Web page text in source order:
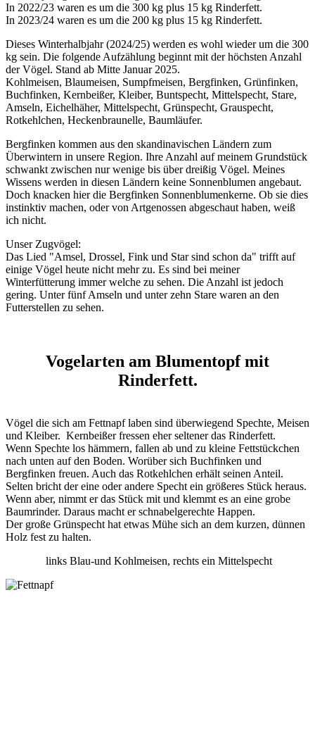
In 2022/23 waren es um die 300 kg plus 15 kg Rinderfett.
In 2023/24 waren es um die 200 kg plus 15 kg Rinderfett.
Dieses Winterhalbjahr (2024/25) werden es wohl wieder um die 300
kg sein. Die folgende Aufzählung beginnt mit der höchsten Anzahl
der Vögel. Stand ab Mitte Januar 2025.
Kohlmeisen, Blaumeisen, Sumpfmeisen, Bergfinken, Grünfinken,
Buchfinken, Kernbeißer, Kleiber, Buntspecht, Mittelspecht, Stare,
Amseln, Eichelhäher, Mittelspecht, Grünspecht, Grauspecht,
Rotkehlchen, Heckenbraunelle, Baumläufer.
Bergfinken kommen aus den skandinavischen Ländern zum
Überwintern in unsere Region. Ihre Anzahl auf meinem Grundstück
schwankt zwischen nur wenige bis über dreißig Vögel. Meines
Wissens werden in diesen Ländern keine Sonnenblumen angebaut.
Doch knacken hier die Bergfinken Sonnenblumenkerne. Ob sie dies
instinktiv machen, oder von Artgenossen abgeschaut haben, weiß
ich nicht.
Unser Zugvögel:
Das Lied "Amsel, Drossel, Fink und Star sind schon da" trifft auf
einige Vögel heute nicht mehr zu. Es sind bei meiner
Winterfütterung immer welche zu sehen. Die Anzahl ist jedoch
gering. Unter fünf Amseln und unter zehn Stare waren an den
Futterstellen zu sehen.
Vogelarten am Blumentopf mit
Rinderfett.
Vögel die sich am Fettnapf laben sind überwiegend Spechte, Meisen
und Kleiber. Kernbeißer fressen eher seltener das Rinderfett.
Wenn Spechte los hämmern, fallen ab und zu kleine Fettstückchen
nach unten auf den Boden. Worüber sich Buchfinken und
Bergfinken freuen. Auch das Rotkehlchen erhält seinen Anteil.
Selten bricht der eine oder andere Specht ein größeres Stück heraus.
Wenn aber, nimmt er das Stück mit und klemmt es an eine grobe
Baumrinder. Daraus macht er schnabelgerechte Happen.
Der große Grünspecht hat etwas Mühe sich an dem kurzen, dünnen
Holz fest zu halten.
links Blau-und Kohlmeisen, rechts ein Mittelspecht